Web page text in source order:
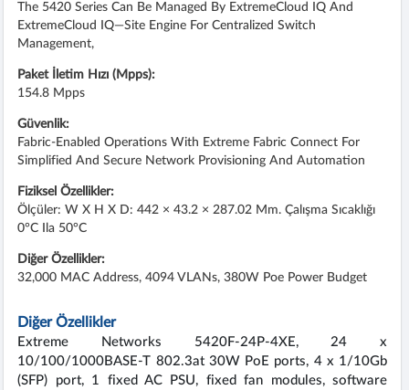
The 5420 Series Can Be Managed By ExtremeCloud IQ And
ExtremeCloud IQ—Site Engine For Centralized Switch
Management,
Paket İletim Hızı (Mpps):
154.8 Mpps
Güvenlik:
Fabric-Enabled Operations With Extreme Fabric Connect For
Simplified And Secure Network Provisioning And Automation
Fiziksel Özellikler:
Ölçüler: W X H X D: 442 × 43.2 × 287.02 Mm. Çalışma Sıcaklığı
0°C Ila 50°C
Diğer Özellikler:
32,000 MAC Address, 4094 VLANs, 380W Poe Power Budget
Diğer Özellikler
Extreme Networks 5420F-24P-4XE, 24 x
10/100/1000BASE-T 802.3at 30W PoE ports, 4 x 1/10Gb
(SFP) port, 1 fixed AC PSU, fixed fan modules, software